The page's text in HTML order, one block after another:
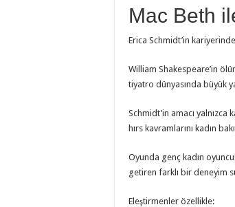
Mac Beth
Erica Schmidt’in
William Shakespeare’in
tiyatro dünyasında büyük
Schmidt’in amacı
hırs kavramlarını kadın
Oyunda genç kadın
getiren farklı bir deneyim
Eleştirmenler özellikle: